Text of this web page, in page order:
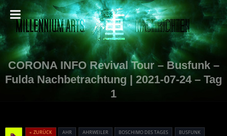
CORONA INFO Revival Tour – Busfunk –
Fulda Nachbetrachtung | 2021-07-24 – Tag
1
« ZURÜCK AHR AHRWEILER BOSCHIMO DES TAGES
BUSFUNK